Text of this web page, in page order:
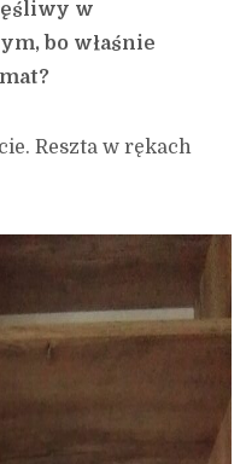
w
bo właśnie
Reszta w rękach